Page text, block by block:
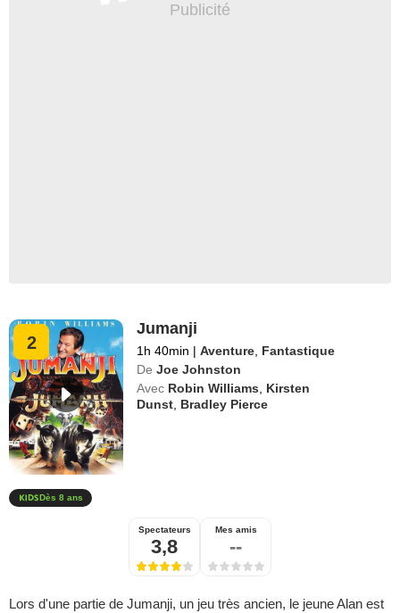
2
Jumanji
1h 40min | Aventure Fantastique
De Joe Johnston
Avec Robin Williams
Kirsten
Dunst Bradley Pierce
Dès 8 ans
Spectateurs
3,8
Mes amis
--
Lors d'une partie de Jumanji, un jeu très ancien, le jeune Alan est